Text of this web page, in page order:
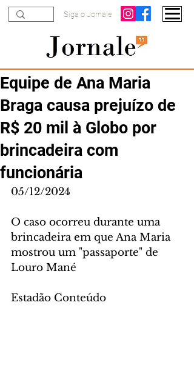
Siga o Jornale
Equipe de Ana Maria
Braga causa prejuízo de
R$ 20 mil à Globo por
brincadeira com
funcionária
05/12/2024
O caso ocorreu durante uma
brincadeira em que Ana Maria
mostrou um "passaporte" de
Louro Mané
Estadão Conteúdo